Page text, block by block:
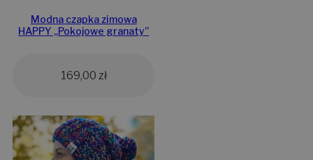
Modna czapka zimowa
HAPPY ,,Pokojowe granaty”
169,00 zł